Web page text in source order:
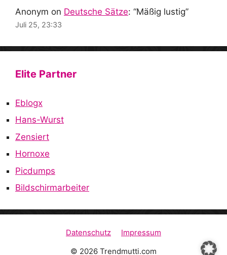
Anonym on Deutsche Sätze: “Mäßig lustig”
Juli 25, 23:33
Elite Partner
Eblogx
Hans-Wurst
Zensiert
Hornoxe
Picdumps
Bildschirmarbeiter
Datenschutz
Impressum
© 2026 Trendmutti.com